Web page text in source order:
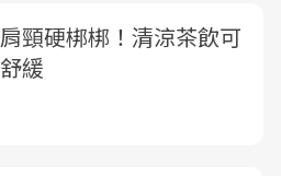
肩頸硬梆梆！清涼茶飲可
舒緩